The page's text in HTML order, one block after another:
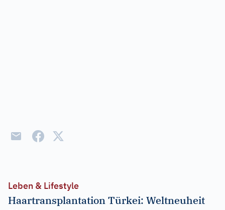
Leben & Lifestyle
Haartransplantation Türkei: Weltneuheit